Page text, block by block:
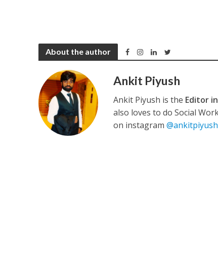
अरविंद अकेला कल्लू
About the author
Ankit Piyush
Ankit Piyush is the Editor
also loves to do Social
on instagram@ankitpiyush